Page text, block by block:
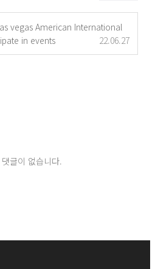
vegas American International
in events
22.06.27
글이 없습니다.